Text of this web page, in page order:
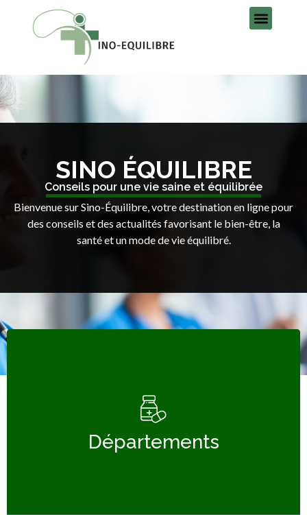
SINO ÉQUILIBRE
Conseils pour une vie saine et équilibrée
Bienvenue sur Sino-Équilibre, votre destination en ligne pour
des conseils et des actualités favorisant le bien-être, la
santé et un mode de vie équilibré.
Départements
Départements